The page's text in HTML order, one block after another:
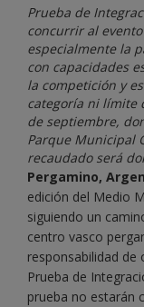
Prueba de
concurrir al
especialmente la
con capacidades
la competición y
categoría ni límite
de septiembre,
Parque Municipal
recaudado será
Pergamino,
edición del Medio
siguiendo un
centro vasco
responsabilidad de
Prueba de
prueba no estarán